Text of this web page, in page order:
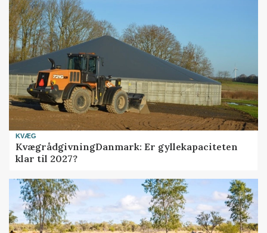
KVÆG
KvægrådgivningDanmark: Er gyllekapaciteten
klar til 2027?